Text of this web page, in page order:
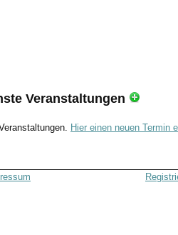
Veranstaltungen
Hier einen neuen Termin